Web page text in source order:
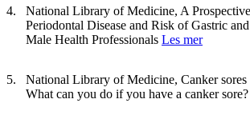
National Library of Medicine, A
Periodontal Disease and Risk of Gastric
Male Health Professionals Les mer
National Library of Medicine, Canker sores
What can you do if you have a canker sore?